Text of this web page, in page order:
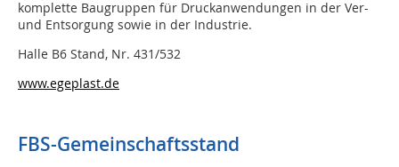
komplette Baugruppen für Druckanwendungen in der Ver-
und Entsorgung sowie in der Industrie.
Halle B6 Stand, Nr. 431/532
www.egeplast.de
FBS-Gemeinschaftsstand